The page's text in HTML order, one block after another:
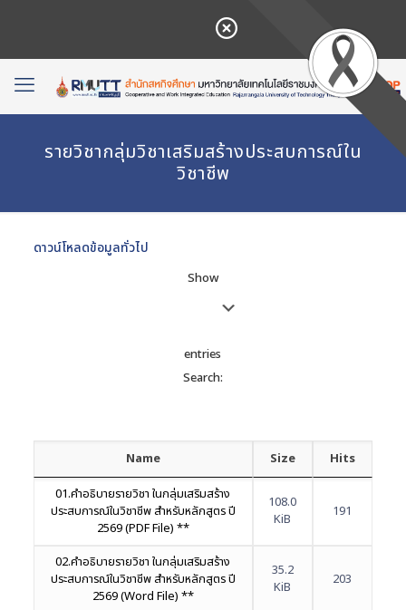
รายวิชากลุ่มวิชาเสริมสร้างประสบการณ์ใน
วิชาชีพ
ดาวน์โหลดข้อมูลทั่วไป
Show
entries
Search:
Name Size
Hits
01.คำอธิบายรายวิชา ในกลุ่มเสริมสร้าง
ประสบการณ์ในวิชาชีพ สำหรับหลักสูตร ปี
2569 (PDF File) **
108.0
KiB
191
02.คำอธิบายรายวิชา ในกลุ่มเสริมสร้าง
ประสบการณ์ในวิชาชีพ สำหรับหลักสูตร ปี
2569 (Word File) **
35.2
KiB
203